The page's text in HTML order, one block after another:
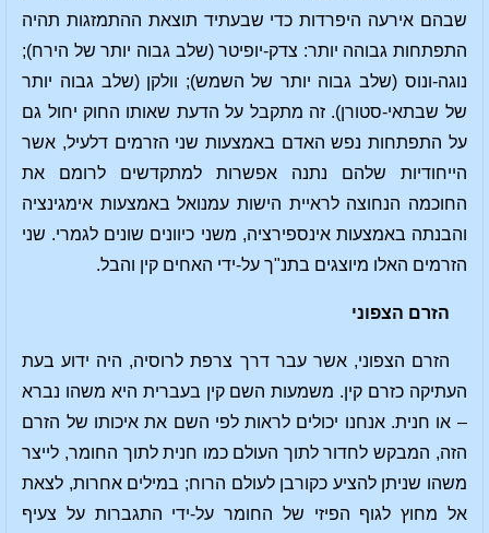
שבהם אירעה היפרדות כדי שבעתיד תוצאת ההתמזגות תהיה
התפתחות גבוהה יותר: צדק-יופיטר (שלב גבוה יותר של הירח);
נוגה-ונוס (שלב גבוה יותר של השמש); וולקן (שלב גבוה יותר
של שבתאי-סטורן). זה מתקבל על הדעת שאותו החוק יחול גם
על התפתחות נפש האדם באמצעות שני הזרמים דלעיל, אשר
הייחודיות שלהם נתנה אפשרות למתקדשים לרומם את
החוכמה הנחוצה לראיית הישות עמנואל באמצעות אימגינציה
והבנתה באמצעות אינספירציה, משני כיוונים שונים לגמרי. שני
הזרמים האלו מיוצגים בתנ"ך על-ידי האחים קין והבל.
הזרם הצפוני
הזרם הצפוני, אשר עבר דרך צרפת לרוסיה, היה ידוע בעת
העתיקה כזרם קין. משמעות השם קין בעברית היא משהו נברא
– או חנית. אנחנו יכולים לראות לפי השם את איכותו של הזרם
הזה, המבקש לחדור לתוך העולם כמו חנית לתוך החומר, לייצר
משהו שניתן להציע כקורבן לעולם הרוח; במילים אחרות, לצאת
אל מחוץ לגוף הפיזי של החומר על-ידי התגברות על צעיף